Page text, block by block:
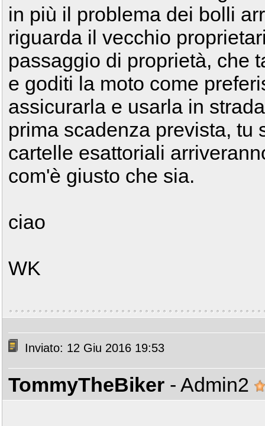
in più il problema dei bolli
riguarda il vecchio
passaggio di proprietà, che
e goditi la moto come
assicurarla e usarla in
prima scadenza prevista, tu
cartelle esattoriali
com'è giusto che sia.
ciao
WK
Inviato: 12 Giu 2016 19:53
TommyTheBiker - Admin2